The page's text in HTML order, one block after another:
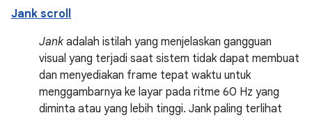
Jank scroll
Jankadalah istilah yang menjelaskan gangguan
visual yang terjadi saat sistem tidak dapat membuat
dan menyediakan frame tepat waktu untuk
menggambarnya ke layar pada ritme 60 Hz yang
diminta atau yang lebih tinggi. Jank paling terlihat